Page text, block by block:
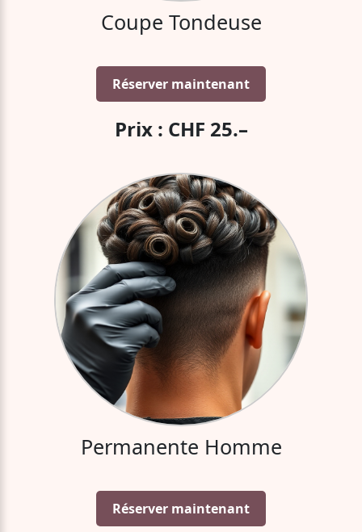
Coupe Tondeuse
Réserver maintenant
Prix : CHF 25.–
Permanente Homme
Réserver maintenant